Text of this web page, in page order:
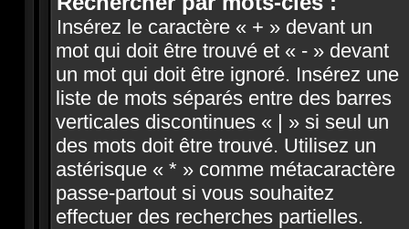
Insérez le caractère « + » devant un
mot qui doit être trouvé et « - » devant
un mot qui doit être ignoré. Insérez une
liste de mots séparés entre des barres
verticales discontinues « | » si seul un
des mots doit être trouvé. Utilisez un
astérisque « * » comme métacaractère
passe-partout si vous souhaitez
effectuer des recherches partielles.